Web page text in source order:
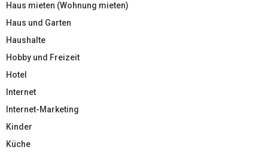
Haus mieten (Wohnung mieten)
Haus und Garten
Haushalte
Hobby und Freizeit
Hotel
Internet
Internet-Marketing
Kinder
Küche